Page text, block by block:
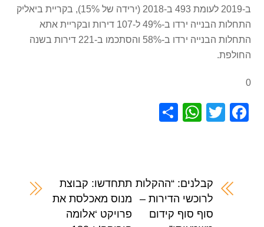
ב-2019 לעומת 493 ב-2018 (ירידה של 15%), בקריית ביאליק
התחלות הבנייה ירדו ב-49% ל-107 דירות ובקריית אתא
התחלות הבנייה ירדו ב-58% והסתכמו ב-221 דירות בשנה
החולפת.
0
F
b
T
W
A
p
קבלנים: “ההקלות
לרוכשי הדירות –
סוף סוף קידום
תתחדשו: קבוצת
מנוס מאכלסת את
פרויקט ‘אלומה